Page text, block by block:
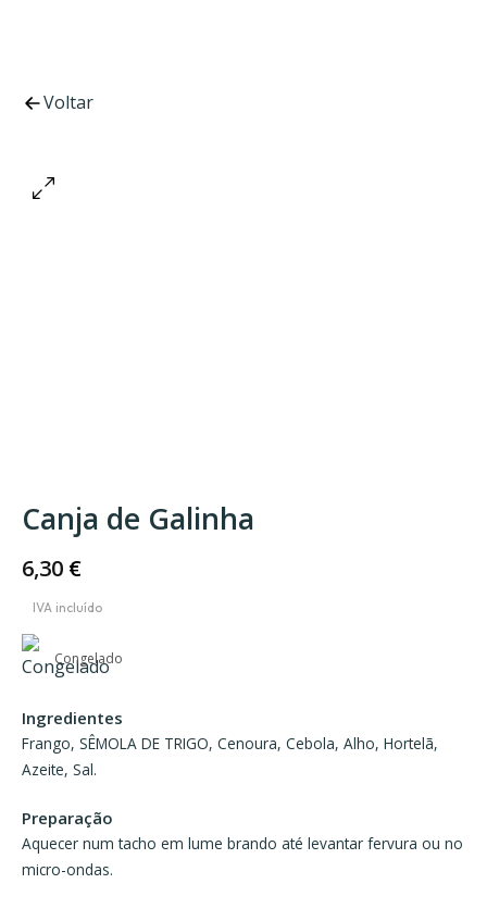
Voltar
Canja de Galinha
6,30 €
Congelado
Ingredientes
Frango, SÊMOLA DE TRIGO, Cenoura, Cebola, Alho, Hortelã,
Azeite, Sal.
Preparação
Aquecer num tacho em lume brando até levantar fervura ou no
micro-ondas.